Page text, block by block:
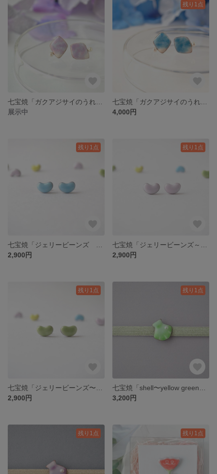
展示中
残り1点
4,000円
残り1点
2,900円
残り1点
2,900円
残り1点
2,900円
残り1点
3,200円
残り1点 残り1点